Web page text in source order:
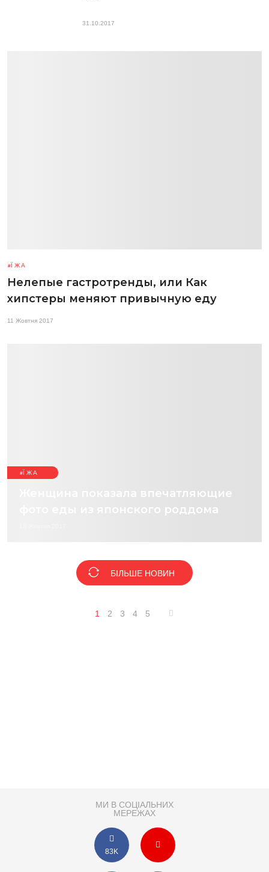
31.10.2017
ЇЖА
Нелепые гастротренды, или Как
хипстеры меняют привычную еду
11 Жовтня 2017
ЇЖА
Женщина показала впечатляющие
фото еды из японского роддома
БІЛЬШЕ НОВИН
1 2 3 4 5
МИ В СОЦІАЛЬНИХ
МЕРЕЖАХ
83K